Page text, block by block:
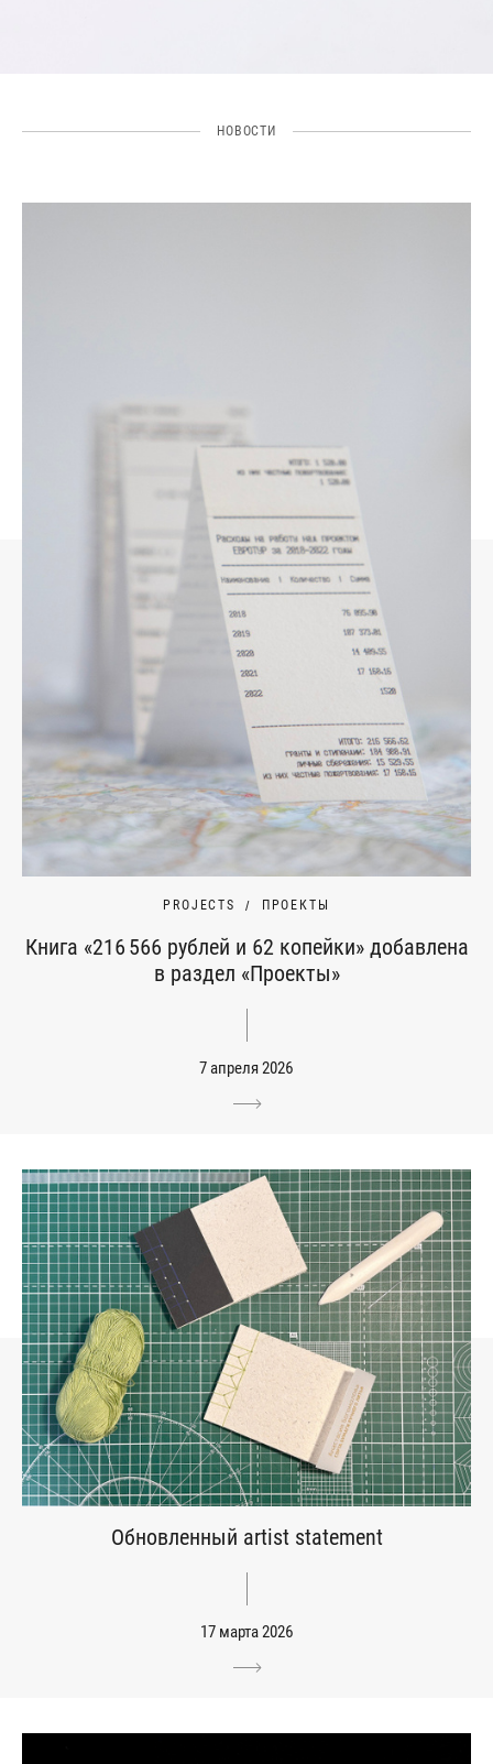
НОВОСТИ
PROJECTS ПРОЕКТЫ
Книга «216 566 рублей и 62 копейки» добавлена
в раздел «Проекты»
7 апреля 2026
Обновленный artist statement
17 марта 2026